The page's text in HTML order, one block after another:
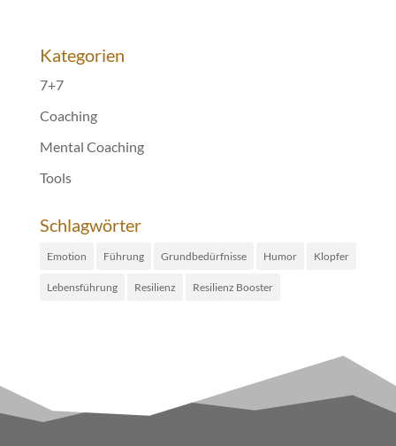
Kategorien
7+7
Coaching
Mental Coaching
Tools
Schlagwörter
Emotion Führung Grundbedürfnisse Humor Klopfer
Lebensführung Resilienz Resilienz Booster